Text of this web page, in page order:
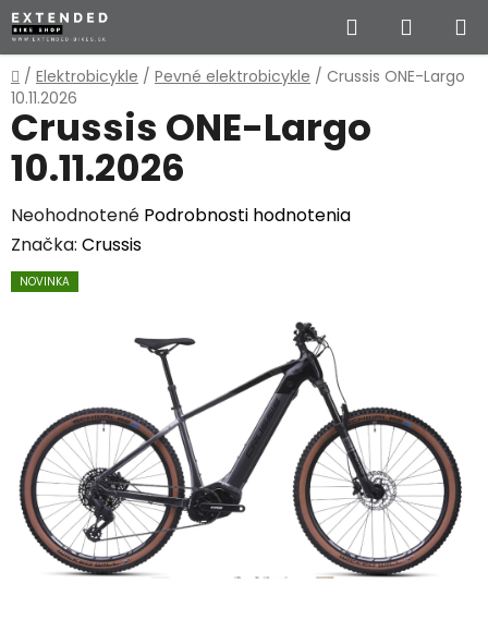
Prejsť
na
obsah
Hľadať
KOŠÍK
Domov
/ Elektrobicykle / Pevné elektrobicykle / Crussis ONE-Largo
10.11.2026
Crussis ONE-Largo
10.11.2026
Priemerné
hodnotenie
produktu
hviezdičiek.
Neohodnotené Podrobnosti hodnotenia
Značka: Crussis
NOVINKA